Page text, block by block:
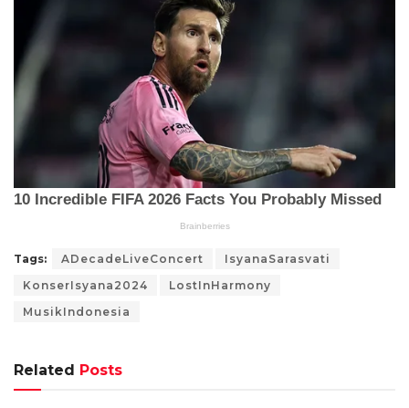
Tags: ADecadeLiveConcert
IsyanaSarasvati
KonserIsyana2024
LostInHarmony
MusikIndonesia
Related Posts